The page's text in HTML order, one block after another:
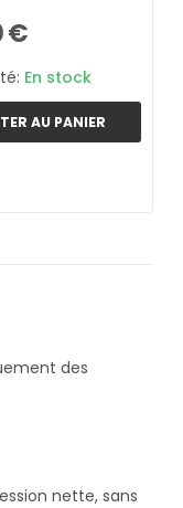
€
En stock
AU PANIER
des
nette, sans